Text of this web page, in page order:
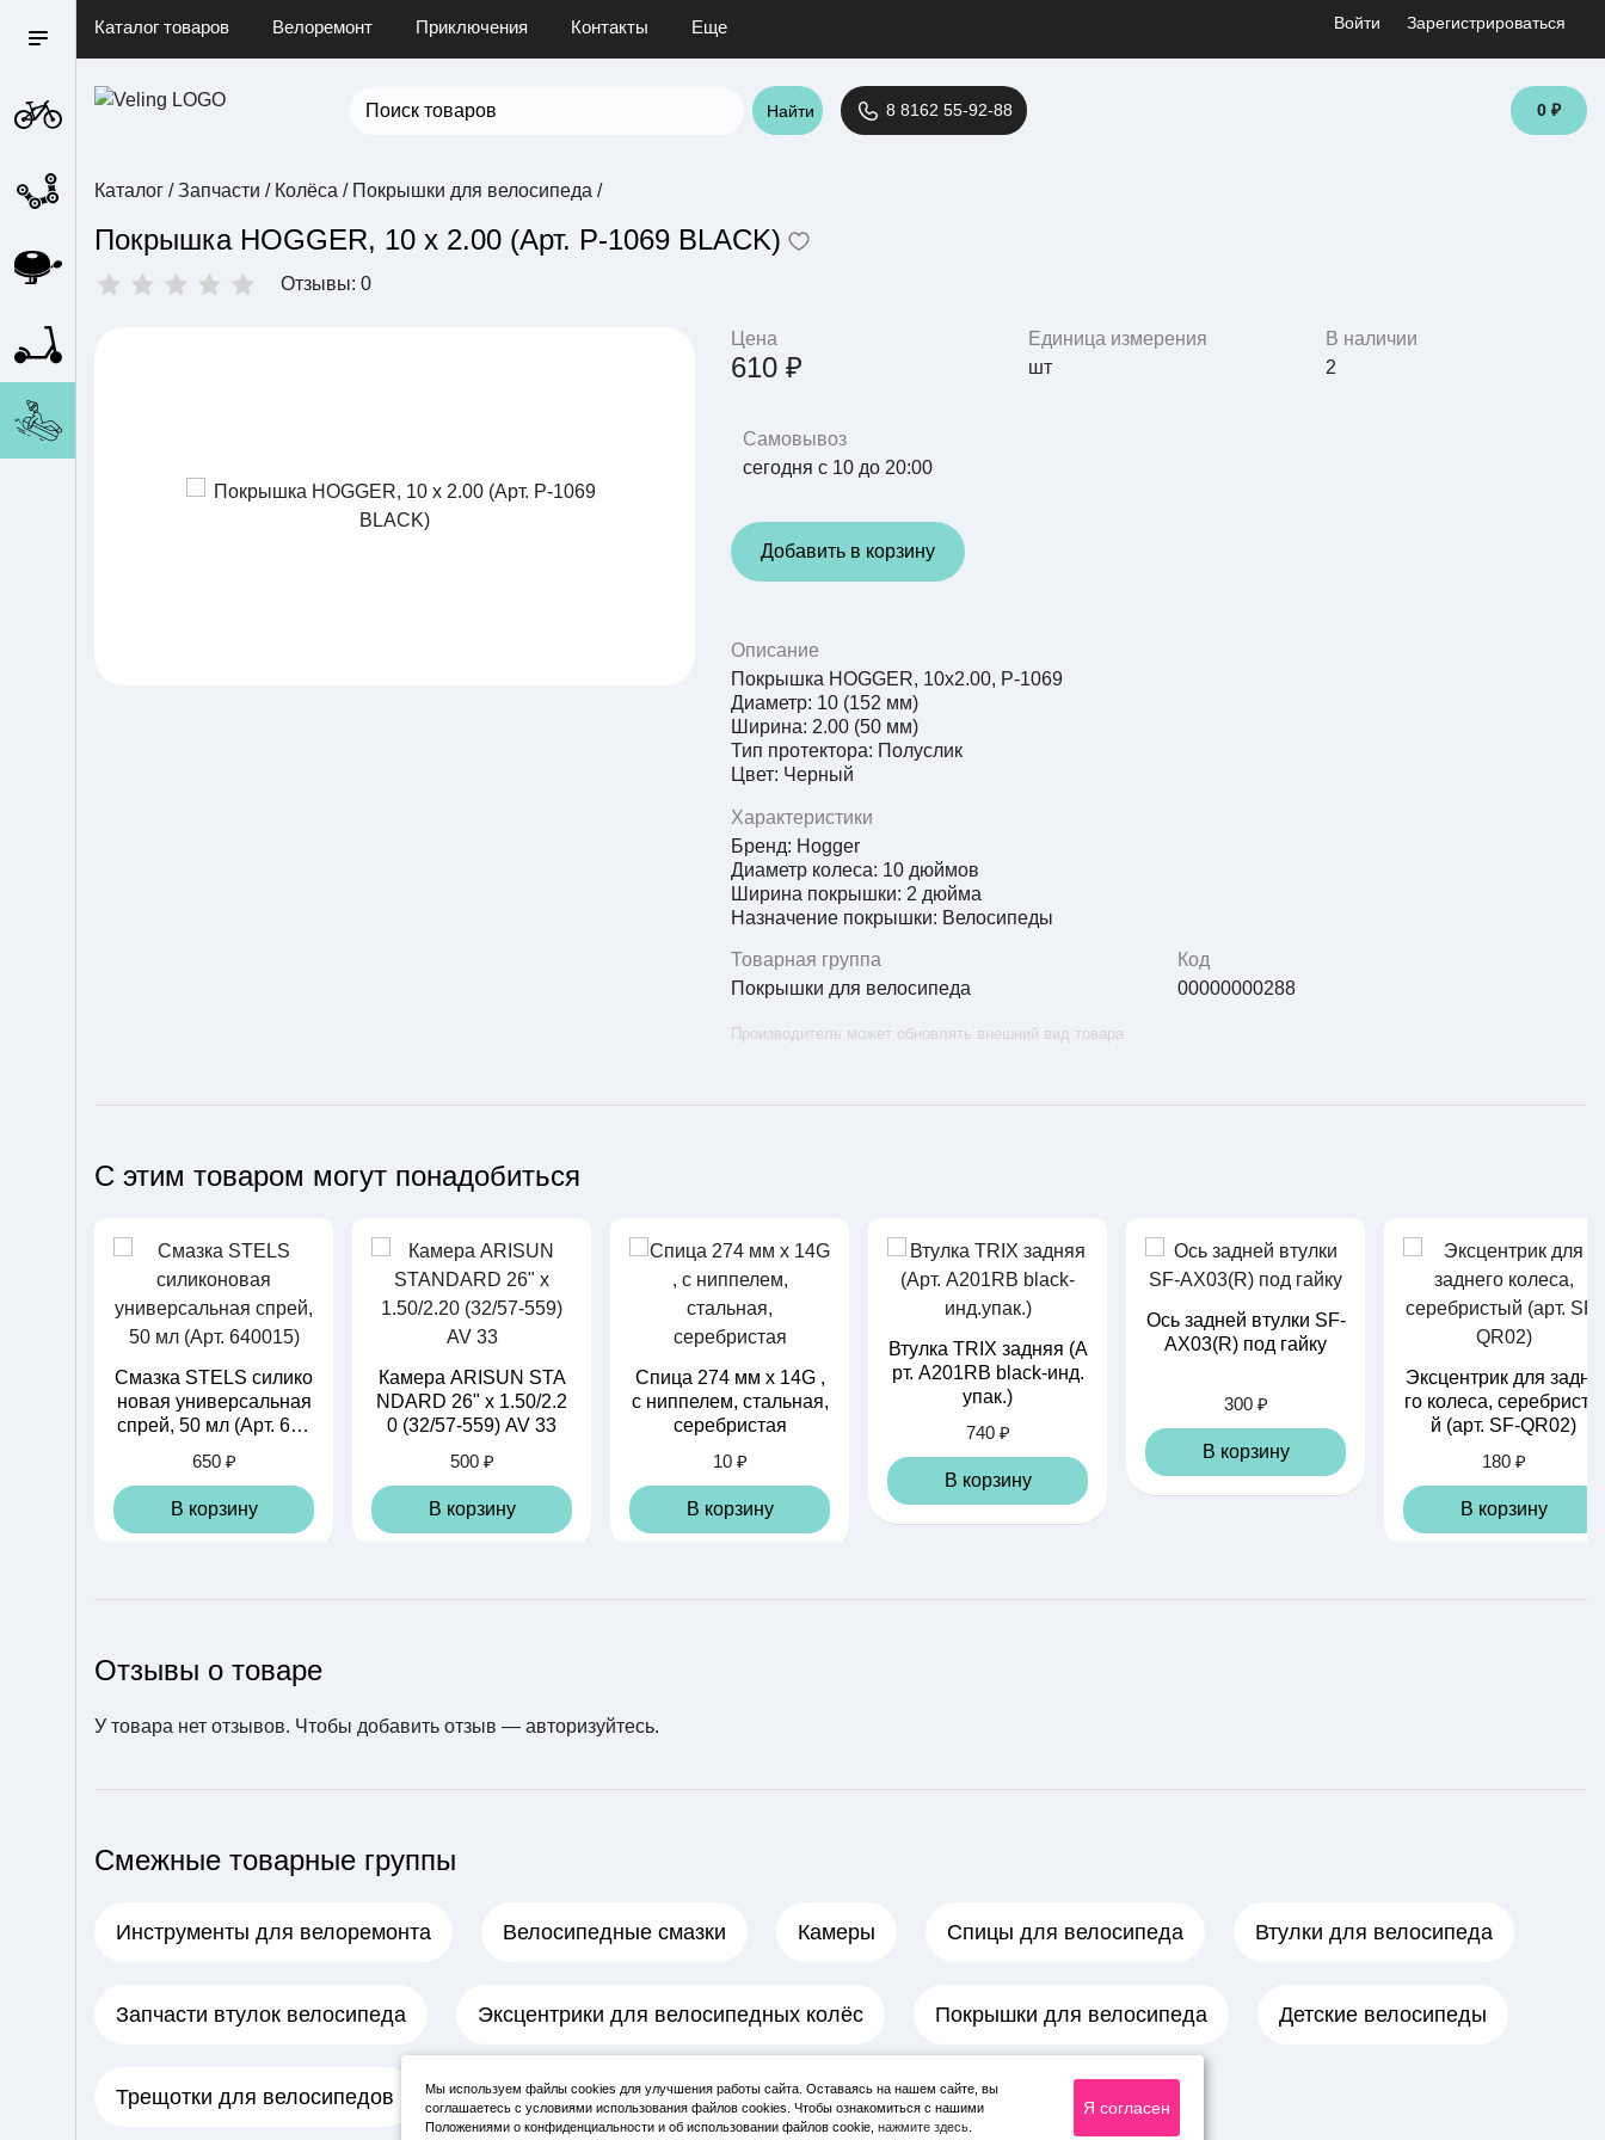
Каталог товаров Велоремонт Приключения Контакты Еще Войти Зарегистрироваться
Найти 8 8162 55-92-88 0 ₽
Каталог / Запчасти / Колёса / Покрышки для велосипеда /
Покрышка HOGGER, 10 х 2.00 (Арт. P-1069 BLACK)
Отзывы: 0
Цена
610 ₽
Единица измерения
шт
В наличии
2
Самовывоз
сегодня с 10 до 20:00
Добавить в корзину
Описание
Покрышка HOGGER, 10х2.00, P-1069
Диаметр: 10 (152 мм)
Ширина: 2.00 (50 мм)
Тип протектора: Полуслик
Цвет: Черный
Характеристики
Бренд: Hogger
Диаметр колеса: 10 дюймов
Ширина покрышки: 2 дюйма
Назначение покрышки: Велосипеды
Товарная группа
Покрышки для велосипеда
Код
00000000288
Производитель может обновлять внешний вид товара
С этим товаром могут понадобиться
Смазка STELS силико
новая универсальная
спрей, 50 мл (Арт. 640
650 ₽
В корзину
Камера ARISUN STA
NDARD 26" x 1.50/2.2
0 (32/57-559) AV 33
500 ₽
В корзину
Спица 274 мм x 14G ,
с ниппелем, стальная,
серебристая
10 ₽
В корзину
Втулка TRIX задняя (А
рт. A201RB black-инд.
упак.)
740 ₽
В корзину
Ось задней втулки SF-
AX03(R) под гайку
300 ₽
В корзину
Эксцентрик для задне
го колеса, серебристы
й (арт. SF-QR02)
180 ₽
В корзину
Отзывы о товаре
У товара нет отзывов. Чтобы добавить отзыв — авторизуйтесь.
Смежные товарные группы
Инструменты для велоремонта Велосипедные смазки Камеры Спицы для велосипеда Втулки для велосипеда
Запчасти втулок велосипеда Эксцентрики для велосипедных колёс Покрышки для велосипеда Детские велосипеды
Трещотки для велосипедов
Мы используем файлы cookies для улучшения работы сайта. Оставаясь на нашем сайте, вы
соглашаетесь с условиями использования файлов cookies. Чтобы ознакомиться с нашими
Положениями о конфиденциальности и об использовании файлов cookie, нажмите здесь
Я согласен